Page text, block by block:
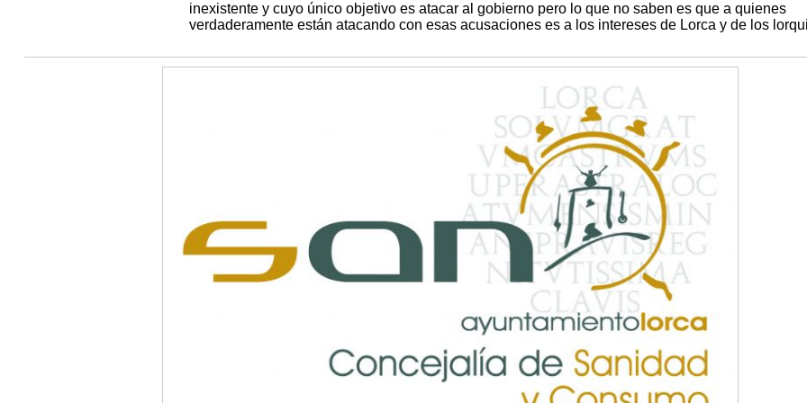
inexistente y cuyo único objetivo es atacar al gobierno pero lo que no saben es que a quienes
verdaderamente están atacando con esas acusaciones es a los intereses de Lorca y de los